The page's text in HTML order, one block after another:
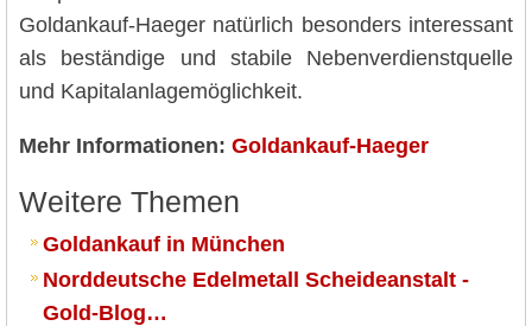
Goldankauf-Haeger natürlich besonders interessant
als beständige und stabile Nebenverdienstquelle
und Kapitalanlagemöglichkeit.
Mehr Informationen: Goldankauf-Haeger
Weitere Themen
Goldankauf in München
Norddeutsche Edelmetall Scheideanstalt -
Gold-Blog…